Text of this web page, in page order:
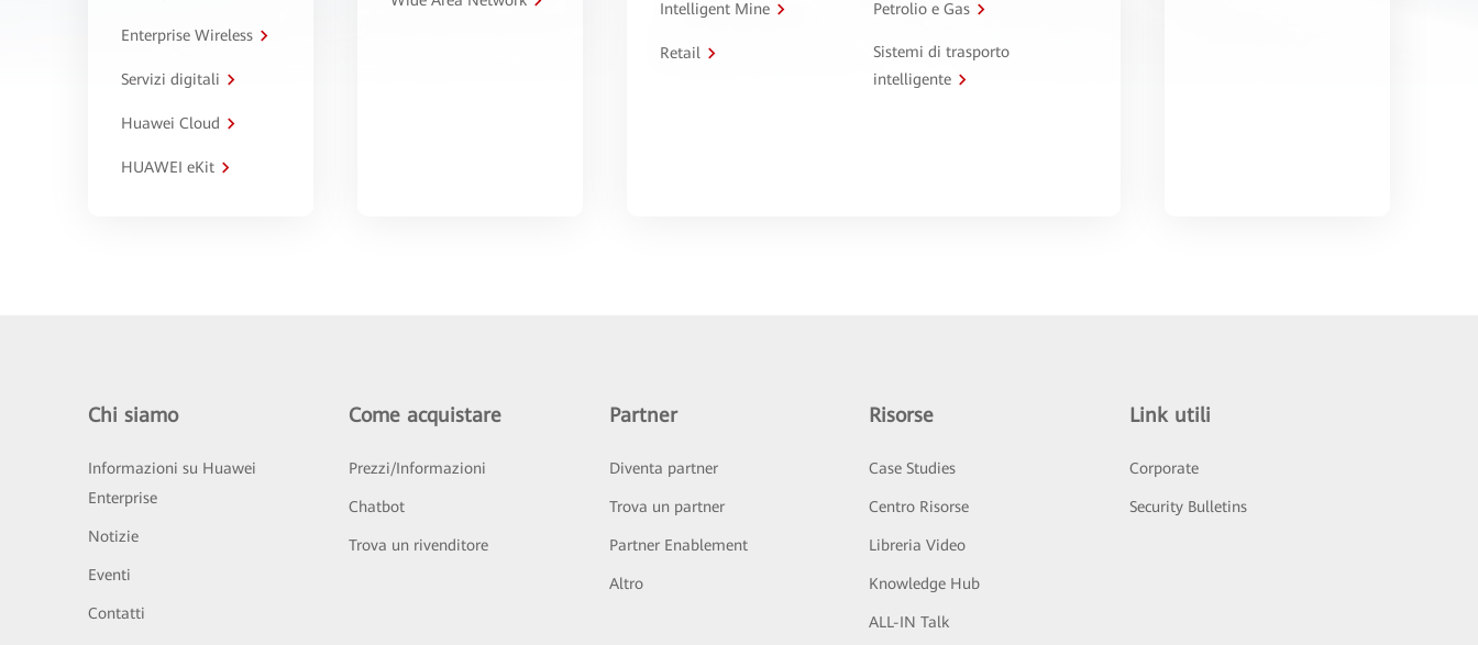
Enterprise Wireless
Servizi digitali
Huawei Cloud
HUAWEI eKit
Intelligent Mine Petrolio e Gas
Retail
Sistemi di trasporto
intelligente
Chi siamo
Informazioni su Huawei
Enterprise
Notizie
Eventi
Contatti
Come acquistare
Prezzi/Informazioni
Chatbot
Trova un rivenditore
Partner
Diventa partner
Trova un partner
Partner Enablement
Altro
Risorse
Case Studies
Centro Risorse
Libreria Video
Knowledge Hub
ALL-IN Talk
Link utili
Corporate
Security Bulletins